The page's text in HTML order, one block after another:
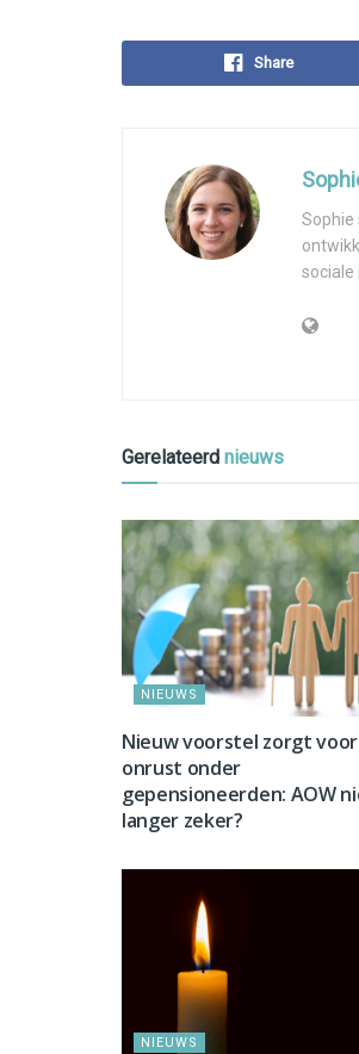
Share
Sophie
sociale
Gerelateerd nieuws
NIEUWS
Nieuw voorstel zorgt voor
onrust onder
gepensioneerden: AOW
langer zeker?
NIEUWS